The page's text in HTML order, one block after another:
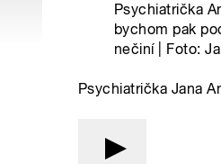
Psychiatrička
bychom pak
nečiní | Foto:
Psychiatrička Jana